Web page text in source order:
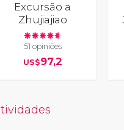
Excursão a
Zhujiajiao
51 opiniões
US$97,2